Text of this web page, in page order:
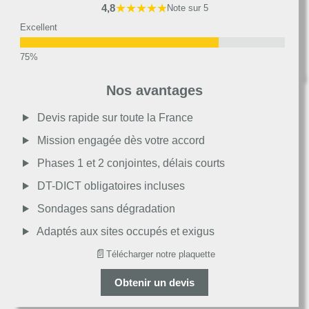
4,8★★★★★Note sur 5
Excellent
Moyen
Passable
Décevant
Nos avantages
Devis rapide sur toute la France
Mission engagée dès votre accord
Phases 1 et 2 conjointes, délais courts
DT-DICT obligatoires incluses
Sondages sans dégradation
Adaptés aux sites occupés et exigus
📄 Télécharger notre plaquette
Obtenir un devis